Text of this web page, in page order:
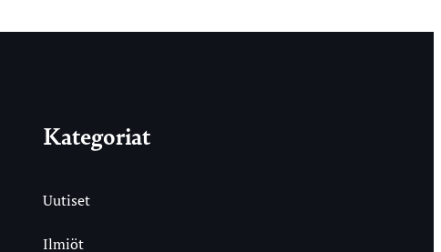
Kategoriat
Uutiset
Ilmiöt